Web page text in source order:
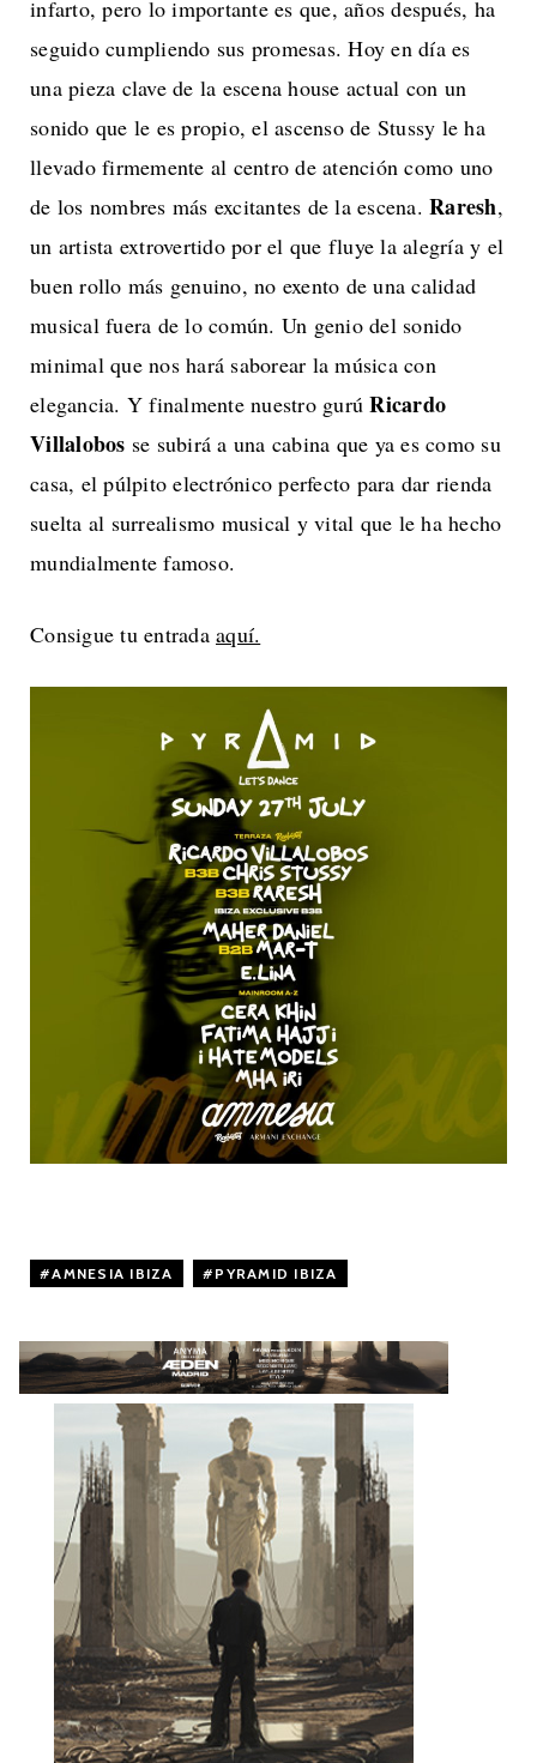
infarto, pero lo importante es que, años después, ha
seguido cumpliendo sus promesas. Hoy en día es
una pieza clave de la escena house actual con un
sonido que le es propio, el ascenso de Stussy le ha
llevado firmemente al centro de atención como uno
de los nombres más excitantes de la escena. Raresh,
un artista extrovertido por el que fluye la alegría y el
buen rollo más genuino, no exento de una calidad
musical fuera de lo común. Un genio del sonido
minimal que nos hará saborear la música con
elegancia. Y finalmente nuestro gurúRicardo
Villalobos se subirá a una cabina que ya es como su
casa, el púlpito electrónico perfecto para dar rienda
suelta al surrealismo musical y vital que le ha hecho
mundialmente famoso.
Consigue tu entrada aquí.
AMNESIA IBIZA PYRAMID IBIZA